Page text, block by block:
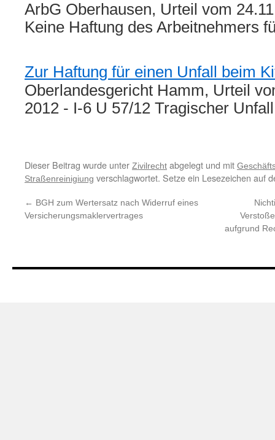
ArbG Oberhausen, Urteil vom
Keine Haftung des Arbeitnehmers
Zur Haftung für einen Unfall beim
Oberlandesgericht Hamm, Urteil
2012 - I-6 U 57/12 Tragischer
Dieser Beitrag wurde unter Zivilrecht abgelegt und mit
Straßenreinigiung verschlagwortet. Setze ein Lesezeichen auf
← BGH zum Wertersatz nach Widerruf eines
Versicherungsmaklervertrages
aufgrund